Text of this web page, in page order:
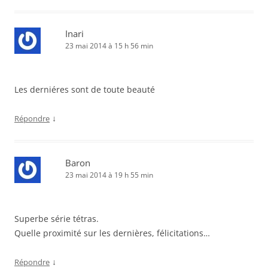
Inari
23 mai 2014 à 15 h 56 min
Les derniéres sont de toute beauté
Répondre ↓
Baron
23 mai 2014 à 19 h 55 min
Superbe série tétras.
Quelle proximité sur les dernières, félicitations…
Répondre ↓